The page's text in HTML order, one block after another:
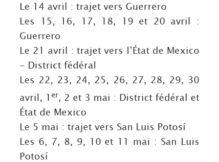
Le 14 avril : trajet vers Guerrero
Les 15, 16, 17, 18, 19 et 20 avril :
Guerrero
Le 21 avril : trajet vers l’État de Mexico
- District fédéral
Les 22, 23, 24, 25, 26, 27, 28, 29, 30
avril, 1 er, 2 et 3 mai : District fédéral et
État de Mexico
Le 5 mai : trajet vers San Luis Potosí
Les 6, 7, 8, 9, 10 et 11 mai : San Luis
Potosí